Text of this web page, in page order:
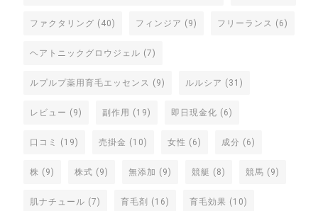
ファクタリング (40) フィンジア (9) フリーランス (6)
ヘアトニックグロウジェル (7)
ルプルプ薬用育毛エッセンス (9) ルルシア (31)
レビュー (9) 副作用 (19) 即日現金化 (6)
口コミ (19) 売掛金 (10) 女性 (6) 成分 (6)
株 (9) 株式 (9) 無添加 (9) 競艇 (8) 競馬 (9)
肌ナチュール (7) 育毛剤 (16) 育毛効果 (10)